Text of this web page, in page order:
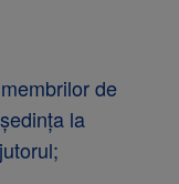
de
la